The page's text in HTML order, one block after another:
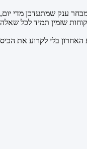
ענק שמתעדכן מדי יום,